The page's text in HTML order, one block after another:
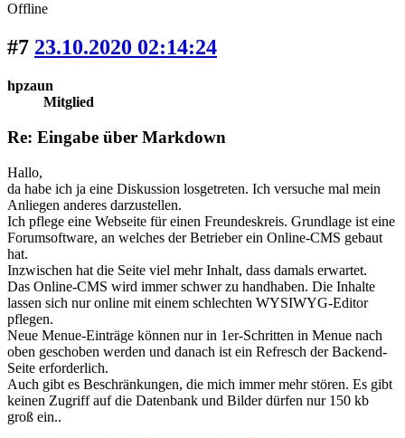
Offline
#7 23.10.2020 02:14:24
hpzaun
Mitglied
Re: Eingabe über Markdown
Hallo,
da habe ich ja eine Diskussion losgetreten. Ich versuche mal mein
Anliegen anderes darzustellen.
Ich pflege eine Webseite für einen Freundeskreis. Grundlage ist eine
Forumsoftware, an welches der Betrieber ein Online-CMS gebaut
hat.
Inzwischen hat die Seite viel mehr Inhalt, dass damals erwartet.
Das Online-CMS wird immer schwer zu handhaben. Die Inhalte
lassen sich nur online mit einem schlechten WYSIWYG-Editor
pflegen.
Neue Menue-Einträge können nur in 1er-Schritten in Menue nach
oben geschoben werden und danach ist ein Refresch der Backend-
Seite erforderlich.
Auch gibt es Beschränkungen, die mich immer mehr stören. Es gibt
keinen Zugriff auf die Datenbank und Bilder dürfen nur 150 kb
groß ein..